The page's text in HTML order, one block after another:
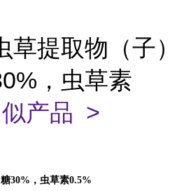
草提取物（子）
，虫草素
产品 >
30% ， 虫草素0.5%